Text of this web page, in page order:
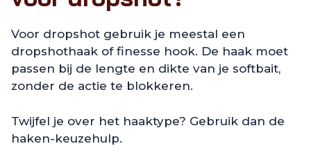
Voor dropshot gebruik je meestal een
dropshothaak of finesse hook. De haak moet
passen bij de lengte en dikte van je softbait,
zonder de actie te blokkeren.
Twijfel je over het haaktype? Gebruik dan de
haken-keuzehulp.